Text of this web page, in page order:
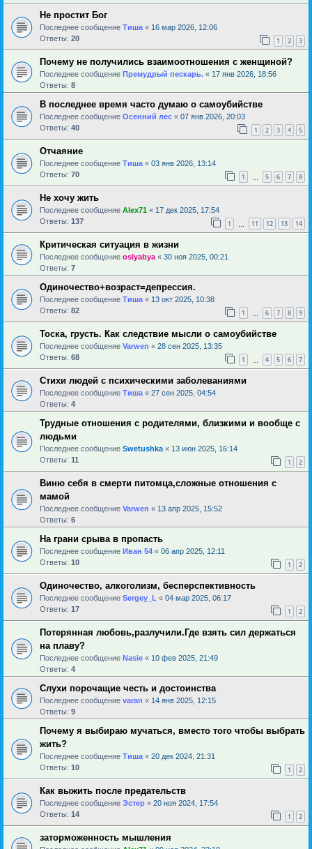
Не простит Бог
Последнее сообщение Тиша « 16 мар 2026, 12:06
Ответы: 20 1 2 3
Почему не получились взаимоотношения с женщиной?
Последнее сообщение Премудрый пескарь. « 17 янв 2026, 18:56
Ответы: 8
В последнее время часто думаю о самоубийстве
Последнее сообщение Осенний лес « 07 янв 2026, 20:03
Ответы: 40 1 2 3 4 5
Отчаяние
Последнее сообщение Тиша « 03 янв 2026, 13:14
Ответы: 70 1 5 6 7 8
Не хочу жить
Последнее сообщение Alex71 « 17 дек 2025, 17:54
Ответы: 137 1 11 12 13 14
Критическая ситуация в жизни
Последнее сообщение oslyabya « 30 ноя 2025, 00:21
Ответы: 7
Одиночество+возраст=депрессия.
Последнее сообщение Тиша « 13 окт 2025, 10:38
Ответы: 82 1 6 7 8 9
Тоска, грусть. Как следствие мысли о самоубийстве
Последнее сообщение Varwen « 28 сен 2025, 13:35
Ответы: 68 1 4 5 6 7
Стихи людей с психическими заболеваниями
Последнее сообщение Тиша « 27 сен 2025, 04:54
Ответы: 4
Трудные отношения с родителями, близкими и вообще с
людьми
Последнее сообщение Swetushka « 13 июн 2025, 16:14
Ответы: 11 1 2
Виню себя в смерти питомца,сложные отношения с
мамой
Последнее сообщение Varwen « 13 апр 2025, 15:52
Ответы: 6
На грани срыва в пропасть
Последнее сообщение Иван 54 « 06 апр 2025, 12:11
Ответы: 10 1 2
Одиночество, алкоголизм, бесперспективность
Последнее сообщение Sergey_L « 04 мар 2025, 06:17
Ответы: 17 1 2
Потерянная любовь,разлучили.Где взять сил держаться
на плаву?
Последнее сообщение Nasie « 10 фев 2025, 21:49
Ответы: 4
Слухи порочащие честь и достоинства
Последнее сообщение varan « 14 янв 2025, 12:15
Ответы: 9
Почему я выбираю мучаться, вместо того чтобы выбрать
жить?
Последнее сообщение Тиша « 20 дек 2024, 21:31
Ответы: 10 1 2
Как выжить после предательств
Последнее сообщение Эстер « 20 ноя 2024, 17:54
Ответы: 14 1 2
заторможенность мышления